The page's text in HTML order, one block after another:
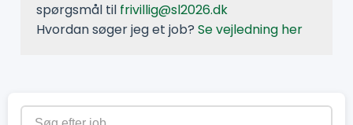
spørgsmål til frivillig@sl2026.dk
Hvordan søger jeg et job? Se vejledning her